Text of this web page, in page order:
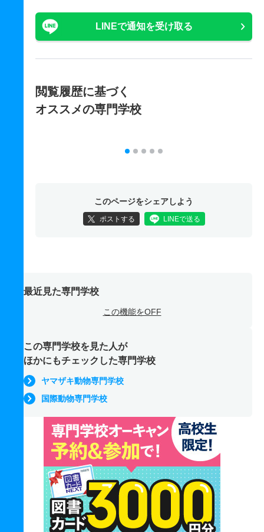
LINEで通知を受け取る
閲覧履歴に基づく
オススメの専門学校
このページをシェアしよう
ポストする LINEで送る
最近見た専門学校
この機能をOFF
この専門学校を見た人が
ほかにもチェックした専門学校
ヤマザキ動物専門学校
国際動物専門学校